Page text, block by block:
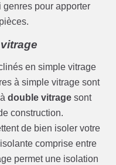
pour apporter
en simple vitrage
à simple vitrage sont
àdouble vitrage sont
construction.
de bien isoler votre
comprise entre
permet une isolation